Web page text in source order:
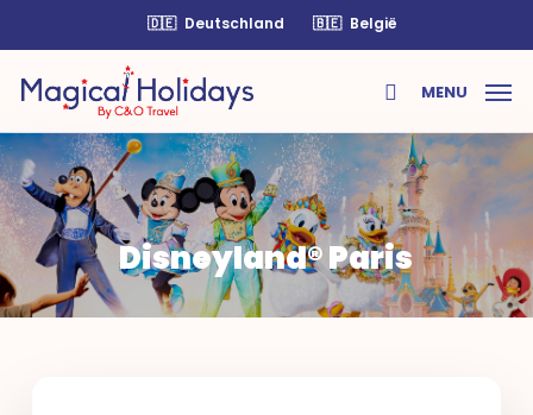
main
content
🇩🇪 Deutschland 🇧🇪 België
search
MENU
Disneyland® Paris